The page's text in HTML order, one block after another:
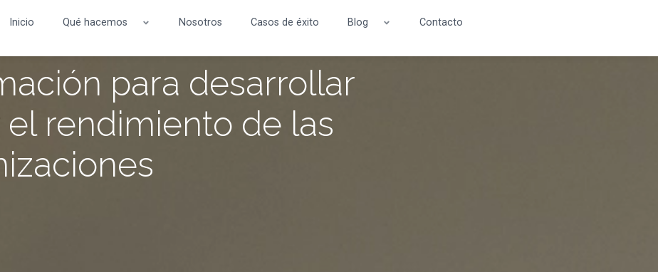
Inicio Qué hacemos Nosotros Casos de éxito Blog Contacto
para desarrollar
rendimiento de las